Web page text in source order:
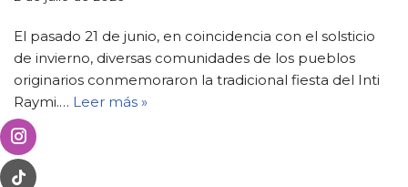
El pasado 21 de junio, en coincidencia con el solsticio
de invierno, diversas comunidades de los pueblos
originarios conmemoraron la tradicional fiesta del Inti
Raymi.… Leer más »